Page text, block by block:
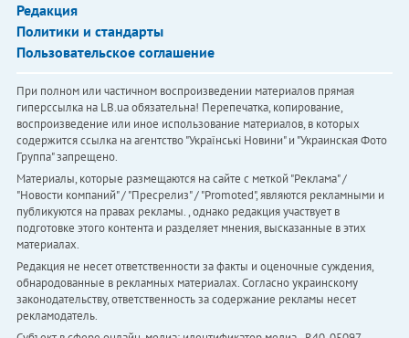
Редакция
Политики и стандарты
Пользовательское соглашение
При полном или частичном воспроизведении материалов прямая
гиперссылка на LB.ua обязательна! Перепечатка, копирование,
воспроизведение или иное использование материалов, в которых
содержится ссылка на агентство "Українськi Новини" и "Украинская Фото
Группа" запрещено.
Материалы, которые размещаются на сайте с меткой "Реклама" /
"Новости компаний" / "Пресрелиз" / "Promoted", являются рекламными и
публикуются на правах рекламы. , однако редакция участвует в
подготовке этого контента и разделяет мнения, высказанные в этих
материалах.
Редакция не несет ответственности за факты и оценочные суждения,
обнародованные в рекламных материалах. Согласно украинскому
законодательству, ответственность за содержание рекламы несет
рекламодатель.